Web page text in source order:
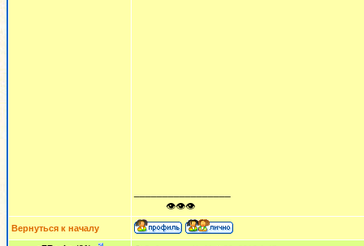
ᅠ ᅠ ᅠ👁👁👁
Вернуться к началу